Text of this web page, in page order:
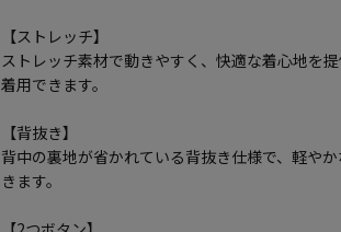
【ストレッチ】
ストレッチ素材で動きやすく、快適な着心地を
着用できます。
【背抜き】
背中の裏地が省かれている背抜き仕様で、軽や
きます。